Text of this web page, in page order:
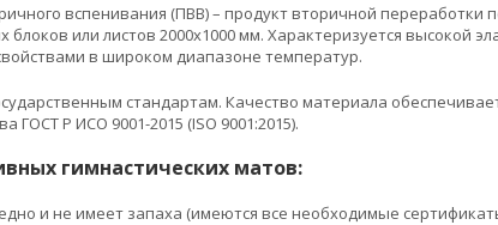
вспенивания (ПВВ) – продукт вторичной переработки
блоков или листов 2000х1000 мм. Характеризуется высокой
в широком диапазоне температур.
стандартам. Качество материала
ГОСТ Р ИСО 9001-2015 (ISO 9001:2015).
гимнастических матов:
и не имеет запаха (имеются все необходимые